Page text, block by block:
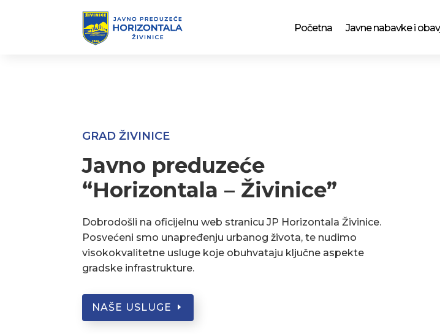
Početna Javne nabavke i
GRAD ŽIVINICE
Javno preduzeće
“Horizontala – Živinice”
Dobrodošli na oficijelnu web stranicu JP Horizontala Živinice.
Posvećeni smo unapređenju urbanog života, te nudimo
visokokvalitetne usluge koje obuhvataju ključne aspekte
gradske infrastrukture.
NAŠE USLUGE